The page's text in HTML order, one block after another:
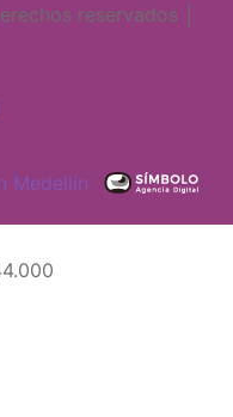
reservados │
Medellín